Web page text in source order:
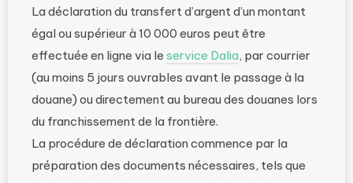
La déclaration du transfert d’argent d’un montant
égal ou supérieur à 10 000 euros peut être
effectuée en ligne via le service Dalia, par courrier
(au moins 5 jours ouvrables avant le passage à la
douane) ou directement au bureau des douanes lors
du franchissement de la frontière.
La procédure de déclaration commence par la
préparation des documents nécessaires, tels que